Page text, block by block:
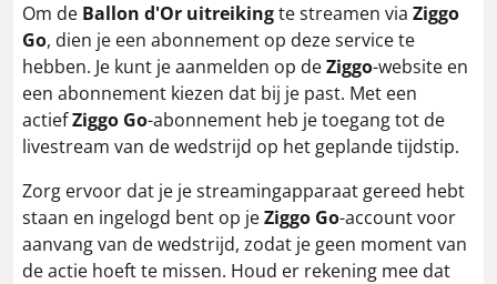
Om de Ballon d'Or uitreikingte streamen via Ziggo
Go, dien je een abonnement op deze service te
hebben. Je kunt je aanmelden op deZiggo-website en
een abonnement kiezen dat bij je past. Met een
actiefZiggo Go-abonnement heb je toegang tot de
livestream van de wedstrijd op het geplande tijdstip.
Zorg ervoor dat je je streamingapparaat gereed hebt
staan en ingelogd bent op jeZiggo Go-account voor
aanvang van de wedstrijd, zodat je geen moment van
de actie hoeft te missen. Houd er rekening mee dat